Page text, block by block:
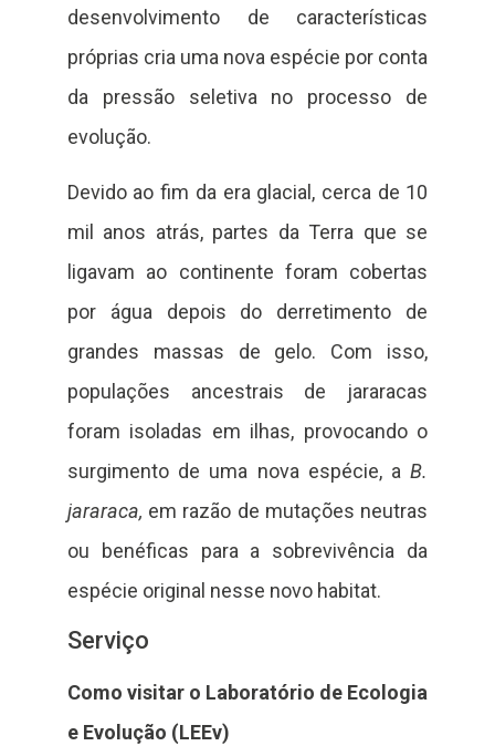
desenvolvimento de características
próprias cria uma nova espécie por conta
da pressão seletiva no processo de
evolução.
Devido ao fim da era glacial, cerca de 10
mil anos atrás, partes da Terra que se
ligavam ao continente foram cobertas
por água depois do derretimento de
grandes massas de gelo. Com isso,
populações ancestrais de jararacas
foram isoladas em ilhas, provocando o
surgimento de uma nova espécie, aB.
jararaca, em razão de mutações neutras
ou benéficas para a sobrevivência da
espécie original nesse novo habitat.
Serviço
Como visitar o Laboratório de Ecologia
e Evolução (LEEv)